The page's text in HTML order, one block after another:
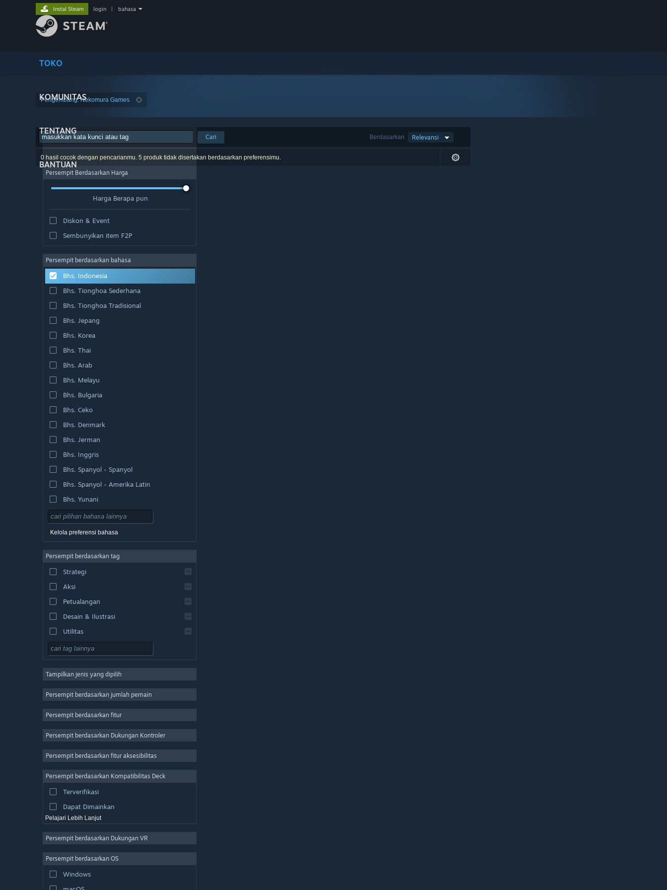
TOKO
KOMUNITAS
TENTANG
BANTUAN
Instal Steam login bahasa
Pengembang: Nekomura Games
Berdasarkan Relevansi
Cari
0 hasil cocok dengan pencarianmu. 5 produk tidak disertakan berdasarkan preferensimu.
Persempit Berdasarkan Harga
Harga Berapa pun
Diskon & Event
Sembunyikan item F2P
Persempit berdasarkan bahasa
Bhs. Indonesia
Bhs. Tionghoa Sederhana
Bhs. Tionghoa Tradisional
Bhs. Jepang
Bhs. Korea
Bhs. Thai
Bhs. Arab
Bhs. Melayu
Bhs. Bulgaria
Bhs. Ceko
Bhs. Denmark
Bhs. Jerman
Bhs. Inggris
Bhs. Spanyol - Spanyol
Bhs. Spanyol - Amerika Latin
Bhs. Yunani
Kelola preferensi bahasa
Persempit berdasarkan tag
Strategi
Aksi
Petualangan
Desain & Ilustrasi
Utilitas
F2P
MMO
Indie
Kasual
Simulasi
Produksi Video
Pengeditan Foto
Tampilkan jenis yang dipilih
Persempit berdasarkan jumlah pemain
Persempit berdasarkan fitur
Persempit berdasarkan Dukungan Kontroler
Persempit berdasarkan fitur aksesibilitas
Persempit berdasarkan Kompatibilitas Deck
Terverifikasi
Dapat Dimainkan
Pelajari Lebih Lanjut
Persempit berdasarkan Dukungan VR
Persempit berdasarkan OS
Windows